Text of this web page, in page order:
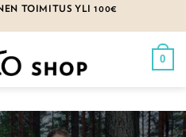
TOIMITUS YLI 100€
0